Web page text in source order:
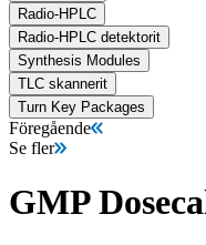
Radio-HPLC
Radio-HPLC detektorit
Synthesis Modules
TLC skannerit
Turn Key Packages
Föregående
Se fler
GMP